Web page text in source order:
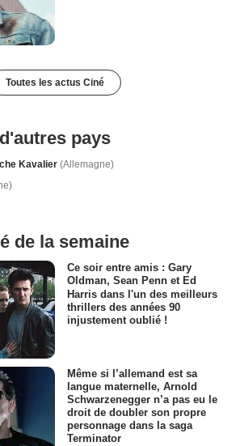
Toutes les actus Ciné
pays
Kavalier (Allemagne)
de la semaine
Ce soir entre amis : Gary
Oldman, Sean Penn et Ed
Harris dans l'un des meilleurs
thrillers des années 90
injustement oublié !
Même si l’allemand est sa
langue maternelle, Arnold
Schwarzenegger n’a pas eu le
droit de doubler son propre
personnage dans la saga
Terminator